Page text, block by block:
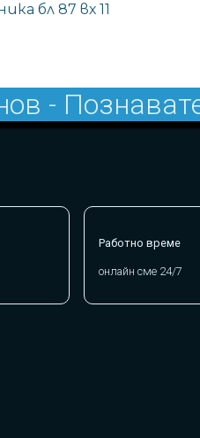
бл 87 вх 11
-
Работно време
онлайн сме 24/7